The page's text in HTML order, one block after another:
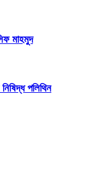
মাহমুদ
পলিথিন